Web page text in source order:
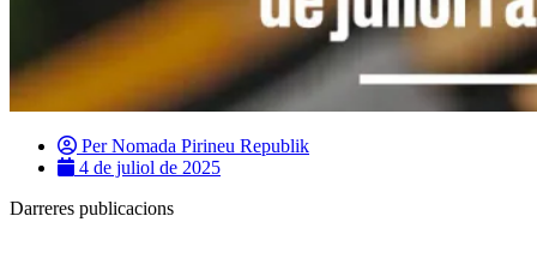
PerNomada Pirineu Republik
4 de juliol de 2025
Darreres publicacions